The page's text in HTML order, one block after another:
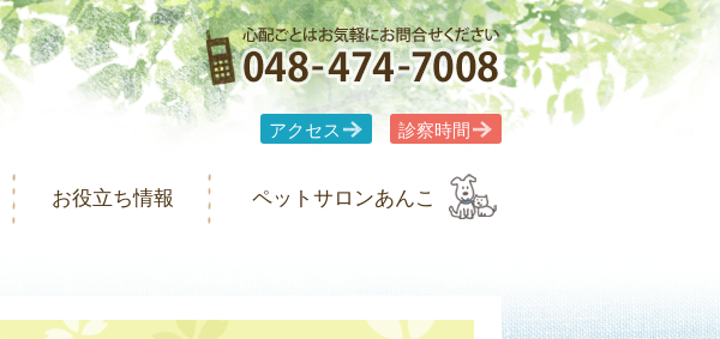
アクセス 診察時間
お役立ち情報 ペットサロンあんこ